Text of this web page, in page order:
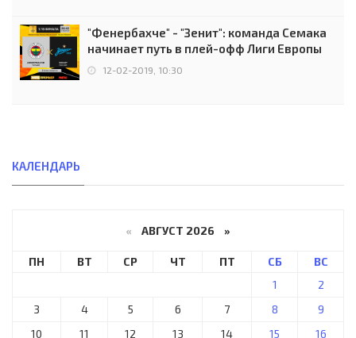
"Фенербахче" - "Зенит": команда Семака
начинает путь в плей-офф Лиги Европы
12-02-2019, 10:30
КАЛЕНДАРЬ
« АВГУСТ 2026 »
ПН ВТ СР ЧТ ПТ СБ
ВС
1
2
3
4 5 6 7 8
9
10
11 12 13 14 15
16